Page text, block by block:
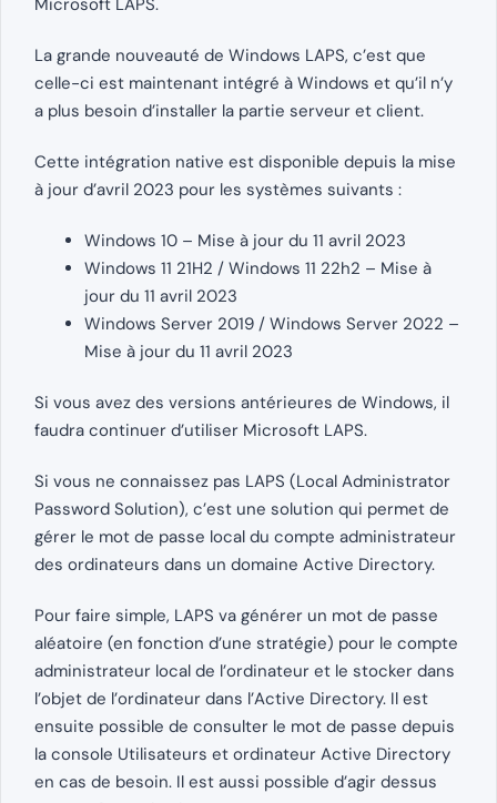
Microsoft LAPS.
La grande nouveauté de Windows LAPS, c’est que
celle-ci est maintenant intégré à Windows et qu’il n’y
a plus besoin d’installer la partie serveur et client.
Cette intégration native est disponible depuis la mise
à jour d’avril 2023 pour les systèmes suivants :
Windows 10 – Mise à jour du 11 avril 2023
Windows 11 21H2 / Windows 11 22h2 – Mise à
jour du 11 avril 2023
Windows Server 2019 / Windows Server 2022 –
Mise à jour du 11 avril 2023
Si vous avez des versions antérieures de Windows, il
faudra continuer d’utiliser Microsoft LAPS.
Si vous ne connaissez pas LAPS (Local Administrator
Password Solution), c’est une solution qui permet de
gérer le mot de passe local du compte administrateur
des ordinateurs dans un domaine Active Directory.
Pour faire simple, LAPS va générer un mot de passe
aléatoire (en fonction d’une stratégie) pour le compte
administrateur local de l’ordinateur et le stocker dans
l’objet de l’ordinateur dans l’Active Directory. Il est
ensuite possible de consulter le mot de passe depuis
la console Utilisateurs et ordinateur Active Directory
en cas de besoin. Il est aussi possible d’agir dessus